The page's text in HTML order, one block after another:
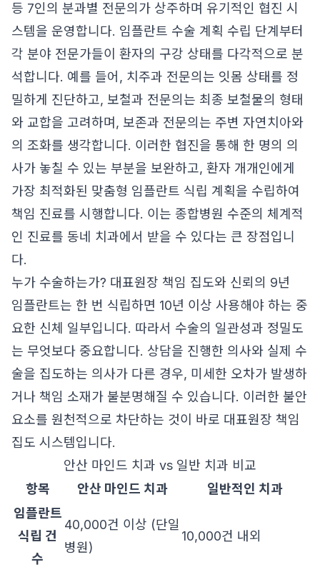
등 7인의 분과별 전문의가 상주하며 유기적인 협진 시
스템을 운영합니다. 임플란트 수술 계획 수립 단계부터
각 분야 전문가들이 환자의 구강 상태를 다각적으로 분
석합니다. 예를 들어, 치주과 전문의는 잇몸 상태를 정
밀하게 진단하고, 보철과 전문의는 최종 보철물의 형태
와 교합을 고려하며, 보존과 전문의는 주변 자연치아와
의 조화를 생각합니다. 이러한 협진을 통해 한 명의 의
사가 놓칠 수 있는 부분을 보완하고, 환자 개개인에게
가장 최적화된 맞춤형 임플란트 식립 계획을 수립하여
책임 진료를 시행합니다. 이는 종합병원 수준의 체계적
인 진료를 동네 치과에서 받을 수 있다는 큰 장점입니
다.
누가 수술하는가? 대표원장 책임 집도와 신뢰의 9년
임플란트는 한 번 식립하면 10년 이상 사용해야 하는 중
요한 신체 일부입니다. 따라서 수술의 일관성과 정밀도
는 무엇보다 중요합니다. 상담을 진행한 의사와 실제 수
술을 집도하는 의사가 다른 경우, 미세한 오차가 발생하
거나 책임 소재가 불분명해질 수 있습니다. 이러한 불안
요소를 원천적으로 차단하는 것이 바로 대표원장 책임
집도 시스템입니다.
안산 마인드 치과 vs 일반 치과 비교
항목
안산 마인드 치과
일반적인 치과
임플란트
식립 건
수
40,000건 이상 (단일
병원)
10,000건 내외